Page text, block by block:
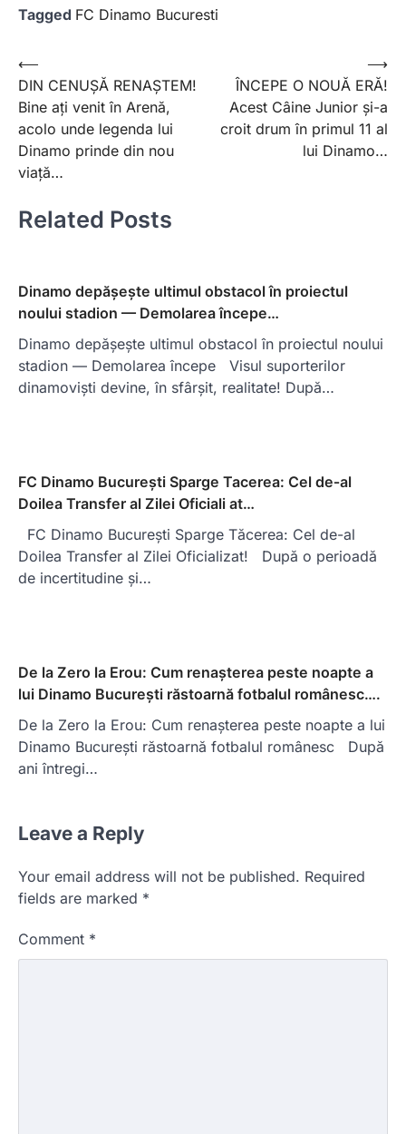
Tagged FC Dinamo Bucuresti
Post
navigation
⟵
DIN CENUȘĂ RENAȘTEM!
Bine ați venit în Arenă,
acolo unde legenda lui
Dinamo prinde din nou
viață…
ÎNCEPE O NOUĂ ERĂ!
Acest Câine Junior și-a
croit drum în primul 11 al
lui Dinamo…
⟶
Related Posts
Dinamo depășește ultimul obstacol în proiectul
noului stadion — Demolarea începe…
Dinamo depășește ultimul obstacol în proiectul noului
stadion — Demolarea începe Visul suporterilor
dinamoviști devine, în sfârșit, realitate! După…
FC Dinamo București Sparge Tacerea: Cel de‑al
Doilea Transfer al Zilei Oficiali at…
FC Dinamo București Sparge Tăcerea: Cel de-al
Doilea Transfer al Zilei Oficializat! După o perioadă
de incertitudine și…
De la Zero la Erou: Cum renașterea peste noapte a
lui Dinamo București răstoarnă fotbalul românesc….
De la Zero la Erou: Cum renașterea peste noapte a lui
Dinamo București răstoarnă fotbalul românesc După
ani întregi…
Leave a Reply
Your email address will not be published. Required
fields are marked *
Comment *